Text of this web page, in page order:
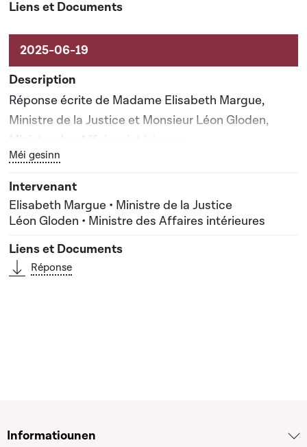
Réponse écrite de Madame Elisabeth Margue,
Ministre de la Justice et Monsieur Léon Gloden,
Ministre des Affaires intérieures
Bouton graphique servant à afficher ou cacher tous les
Méi gesinn
Elisabeth Margue • Ministre de la Justice
Léon Gloden • Ministre des Affaires intérieures
Réponse
Informatiounen